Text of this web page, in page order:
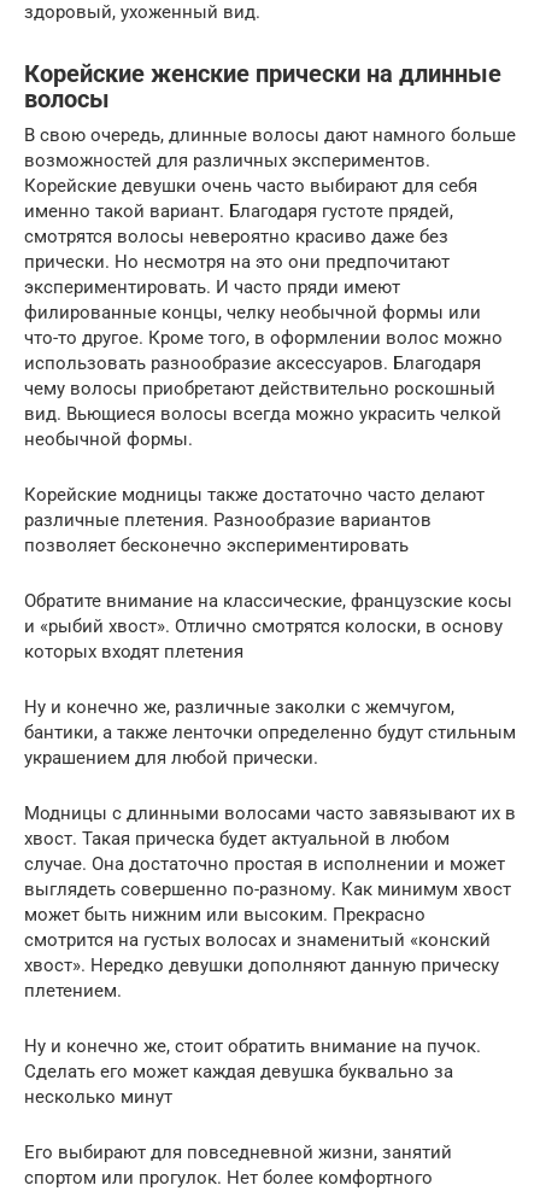
здоровый, ухоженный вид.
Корейские женские прически на длинные
волосы
В свою очередь, длинные волосы дают намного больше
возможностей для различных экспериментов.
Корейские девушки очень часто выбирают для себя
именно такой вариант. Благодаря густоте прядей,
смотрятся волосы невероятно красиво даже без
прически. Но несмотря на это они предпочитают
экспериментировать. И часто пряди имеют
филированные концы, челку необычной формы или
что-то другое. Кроме того, в оформлении волос можно
использовать разнообразие аксессуаров. Благодаря
чему волосы приобретают действительно роскошный
вид. Вьющиеся волосы всегда можно украсить челкой
необычной формы.
Корейские модницы также достаточно часто делают
различные плетения. Разнообразие вариантов
позволяет бесконечно экспериментировать
Обратите внимание на классические, французские косы
и «рыбий хвост». Отлично смотрятся колоски, в основу
которых входят плетения
Ну и конечно же, различные заколки с жемчугом,
бантики, а также ленточки определенно будут стильным
украшением для любой прически.
Модницы с длинными волосами часто завязывают их в
хвост. Такая прическа будет актуальной в любом
случае. Она достаточно простая в исполнении и может
выглядеть совершенно по-разному. Как минимум хвост
может быть нижним или высоким. Прекрасно
смотрится на густых волосах и знаменитый «конский
хвост». Нередко девушки дополняют данную прическу
плетением.
Ну и конечно же, стоит обратить внимание на пучок.
Сделать его может каждая девушка буквально за
несколько минут
Его выбирают для повседневной жизни, занятий
спортом или прогулок. Нет более комфортного